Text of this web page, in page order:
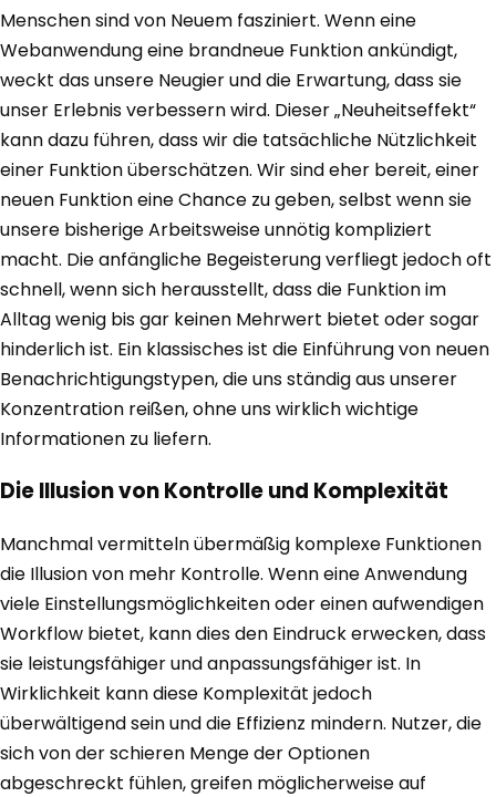
Menschen sind von Neuem fasziniert. Wenn eine
Webanwendung eine brandneue Funktion ankündigt,
weckt das unsere Neugier und die Erwartung, dass sie
unser Erlebnis verbessern wird. Dieser „Neuheitseffekt“
kann dazu führen, dass wir die tatsächliche Nützlichkeit
einer Funktion überschätzen. Wir sind eher bereit, einer
neuen Funktion eine Chance zu geben, selbst wenn sie
unsere bisherige Arbeitsweise unnötig kompliziert
macht. Die anfängliche Begeisterung verfliegt jedoch oft
schnell, wenn sich herausstellt, dass die Funktion im
Alltag wenig bis gar keinen Mehrwert bietet oder sogar
hinderlich ist. Ein klassisches ist die Einführung von neuen
Benachrichtigungstypen, die uns ständig aus unserer
Konzentration reißen, ohne uns wirklich wichtige
Informationen zu liefern.
Die Illusion von Kontrolle und Komplexität
Manchmal vermitteln übermäßig komplexe Funktionen
die Illusion von mehr Kontrolle. Wenn eine Anwendung
viele Einstellungsmöglichkeiten oder einen aufwendigen
Workflow bietet, kann dies den Eindruck erwecken, dass
sie leistungsfähiger und anpassungsfähiger ist. In
Wirklichkeit kann diese Komplexität jedoch
überwältigend sein und die Effizienz mindern. Nutzer, die
sich von der schieren Menge der Optionen
abgeschreckt fühlen, greifen möglicherweise auf